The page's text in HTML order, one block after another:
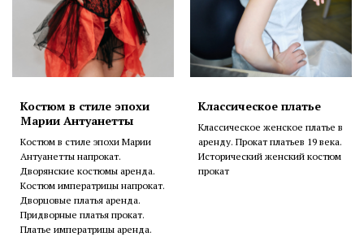
Костюм в стиле эпохи
Марии Антуанетты
Костюм в стиле эпохи Марии
Антуанетты напрокат.
Дворянские костюмы аренда.
Костюм императрицы напрокат.
Дворцовые платья аренда.
Придворные платья прокат.
Платье императрицы аренда.
Классическое платье
Классическое женское платье в
аренду. Прокат платьев 19 века.
Исторический женский костюм
прокат